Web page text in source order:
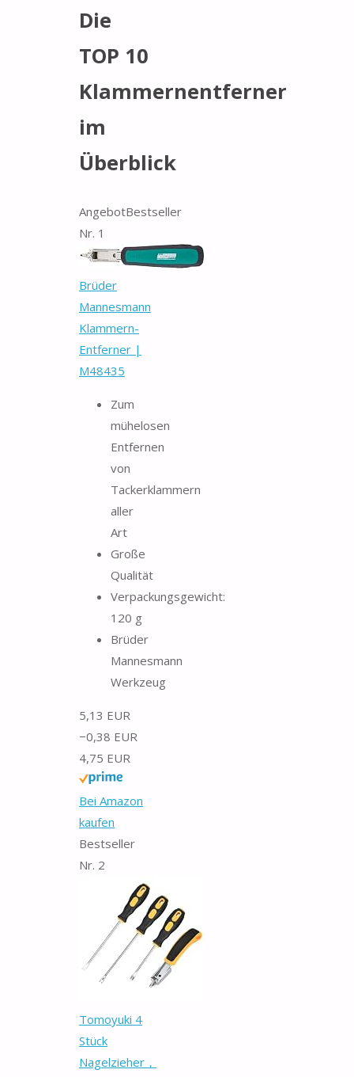
Die
TOP 10
Klammernentferner
im
Überblick
AngebotBestseller
Nr. 1
Brüder
Mannesmann
Klammern-
Entferner |
M48435
Zum
mühelosen
Entfernen
von
Tackerklammern
aller
Art
Große
Qualität
Verpackungsgewicht:
120 g
Brüder
Mannesmann
Werkzeug
5,13 EUR
−0,38 EUR
4,75 EUR
Bei Amazon
kaufen
Bestseller
Nr. 2
Tomoyuki 4
Stück
Nagelzieher，